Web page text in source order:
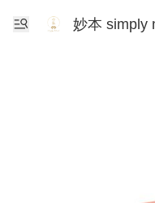
妙本 simply